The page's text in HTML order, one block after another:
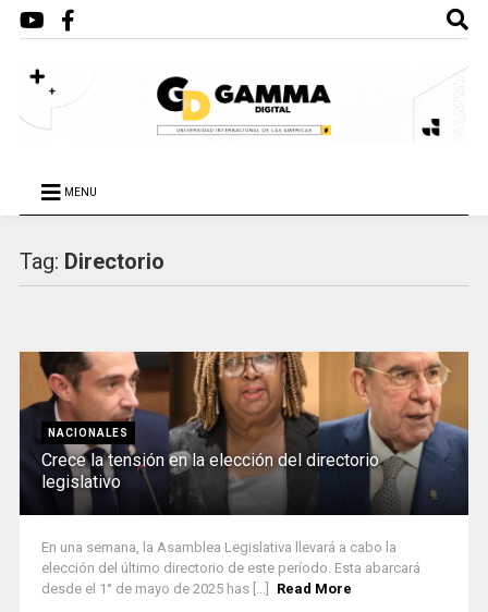
MENU
Tag: Directorio
NACIONALES
Crece la tensión en la elección del directorio
legislativo
En una semana, la Asamblea Legislativa llevará a cabo la
elección del último directorio de este período. Esta abarcará
desde el 1° de mayo de 2025 has [...]
Read More